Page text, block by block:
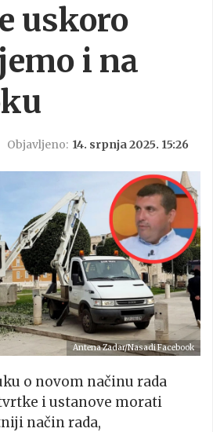
uskoro
i na
Objavljeno: 14. srpnja 2025. 15:26
Antena Zadar/Nasadi Facebook
o novom načinu rada
i ustanove morati
način rada,